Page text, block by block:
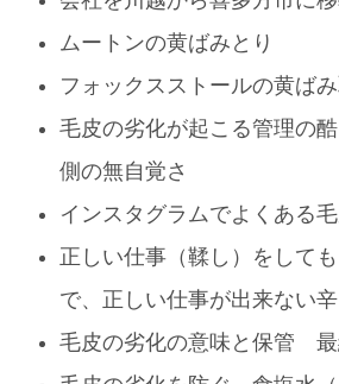
ムートンの黄ばみとり
フォックスストールの黄ばみ
毛皮の劣化が起こる管理
側の無自覚さ
インスタグラムでよくある
正しい仕事（鞣し）をして
で、正しい仕事が出来ない辛
毛皮の劣化の意味と保管